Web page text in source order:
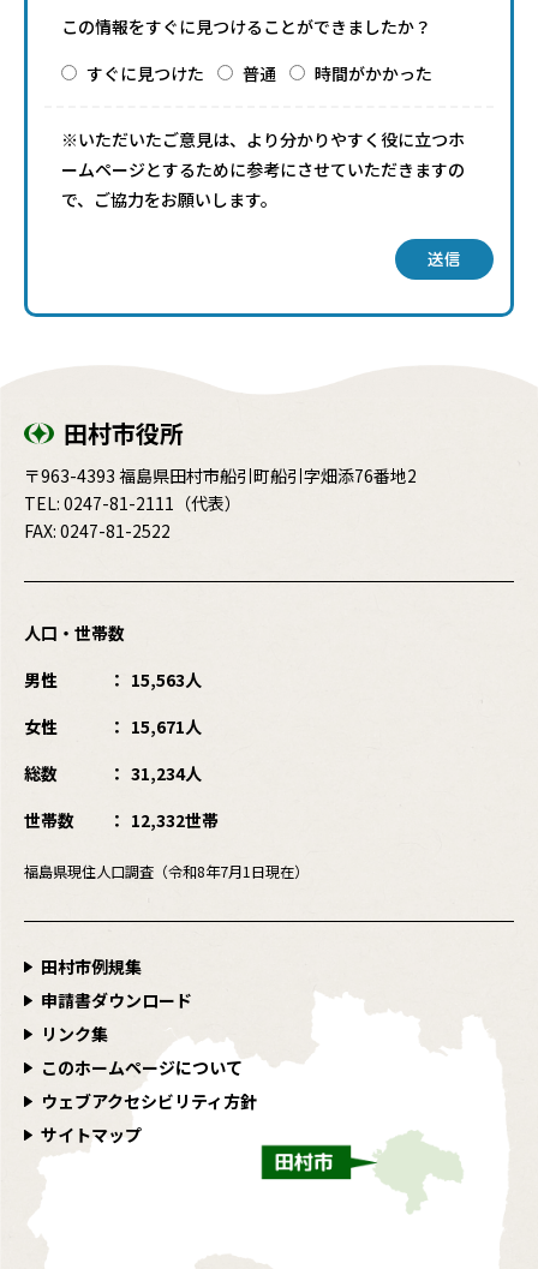
この情報をすぐに見つけることができましたか？
すぐに見つけた
普通 時間がかかった
※いただいたご意見は、より分かりやすく役に立つホ
ームページとするために参考にさせていただきますの
で、ご協力をお願いします。
送信
田村市役所
〒963-4393 福島県田村市船引町船引字畑添76番地2
TEL: 0247-81-2111 （代表）
FAX: 0247-81-2522
人口・世帯数
男性
15,563人
女性
15,671人
総数
31,234人
世帯数
12,332世帯
福島県現住人口調査（令和8年7月1日現在）
田村市例規集
申請書ダウンロード
リンク集
このホームページについて
ウェブアクセシビリティ方針
サイトマップ